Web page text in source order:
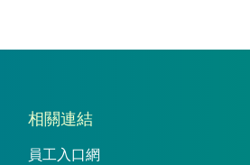
相關連結
員工入口網